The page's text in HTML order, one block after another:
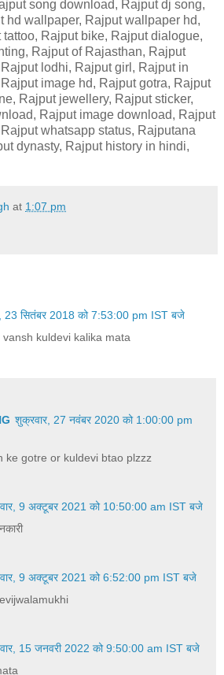
song download, Rajput dj song,
hd wallpaper, Rajput wallpaper hd,
Rajput bike, Rajput dialogue,
Rajput of Rajasthan, Rajput
lodhi, Rajput girl, Rajput in
image hd, Rajput gotra, Rajput
Rajput jewellery, Rajput sticker,
Rajput image download, Rajput
whatsapp status, Rajputana
dynasty, Rajput history in hindi,
at 1:07 pm
23 सितंबर 2018 को 7:53:00 pm IST बजे
kuldevi kalika mata
शुक्रवार, 27 नवंबर 2020 को 1:00:00 pm
ke gotre or kuldevi btao plzzz
9 अक्टूबर 2021 को 10:50:00 am IST बजे
9 अक्टूबर 2021 को 6:52:00 pm IST बजे
15 जनवरी 2022 को 9:50:00 am IST बजे